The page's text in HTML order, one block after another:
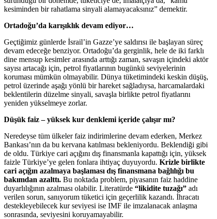
kesiminden bir rahatlama sinyali alamayacaksınız” demektir.
Ortadoğu’da karışıklık devam ediyor…
Geçtiğimiz günlerde İsrail’in Gazze’ye saldırısı ile başlayan süreç
devam edeceğe benziyor. Ortadoğu’da gerginlik, hele de iki farklı
dine mensup kesimler arasında arttığı zaman, savaşın içindeki aktör
sayısı artacağı için, petrol fiyatlarının bugünkü seviyelerinin
koruması mümkün olmayabilir. Dünya tüketimindeki keskin düşüş,
petrol üzerinde aşağı yönlü bir hareket sağladıysa, harcamalardaki
beklentilerin düzelme sinyali, savaşla birlikte petrol fiyatlarını
yeniden yükselmeye zorlar.
Düşük faiz – yüksek kur denklemi içeride çalışır mı?
Neredeyse tüm ülkeler faiz indirimlerine devam ederken, Merkez
Bankası’nın da bu kervana katılması bekleniyordu. Beklendiği gibi
de oldu. Türkiye cari açığını dış finansmanla kapattığı için, yüksek
faizle Türkiye’ye gelen fonlara ihtiyaç duyuyordu. Krizle birlikte
cari açığın azalmaya başlaması dış finansmana bağlılığı bu
bakımdan azalttı. Bu noktada problem, piyasanın faiz haddine
duyarlılığının azalması olabilir. Literatürde “likidite tuzağı” adı
verilen sorun, sanıyorum tüketici için geçerlilik kazandı. İhracatı
destekleyebilecek kur seviyesi ise IMF ile imzalanacak anlaşma
sonrasında, seviyesini koruyamayabilir.